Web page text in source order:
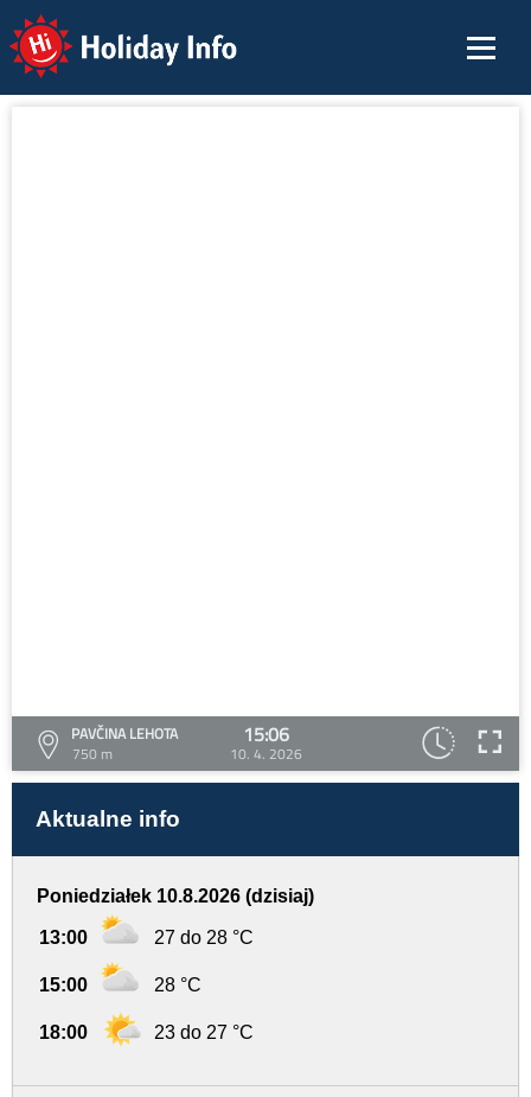
Holiday Info
PAVČINA LEHOTA
750 m
15:06
10. 4. 2026
Aktualne info
Poniedziałek 10.8.2026 (dzisiaj)
13:00 27 do 28 °C
15:00 28 °C
18:00 23 do 27 °C